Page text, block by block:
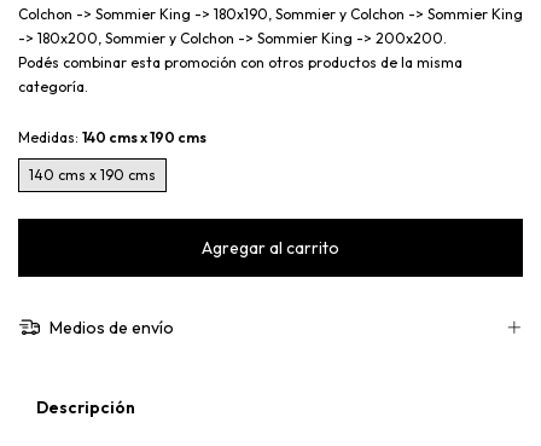
Colchon -> Sommier King -> 180x190, Sommier y Colchon -> Sommier King
-> 180x200, Sommier y Colchon -> Sommier King -> 200x200.
Podés combinar esta promoción con otros productos de la misma
categoría.
Medidas: 140 cms x 190 cms
140 cms x 190 cms
Medios de envío
Descripción